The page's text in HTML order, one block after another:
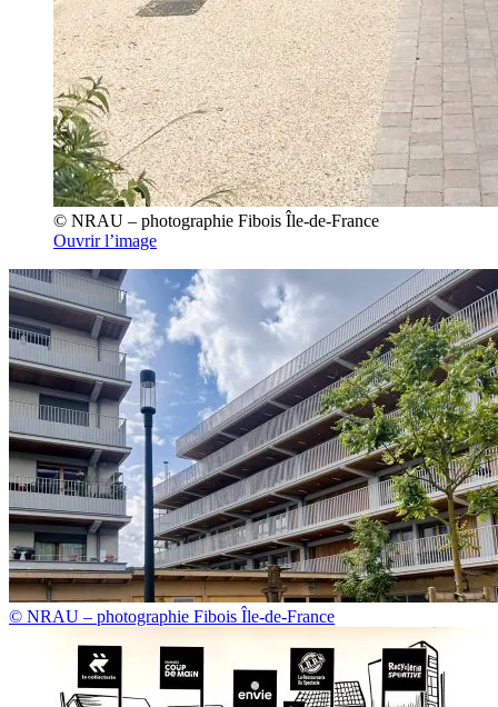
© NRAU – photographie Fibois Île-de-France
Ouvrir l’image
© NRAU – photographie Fibois Île-de-France